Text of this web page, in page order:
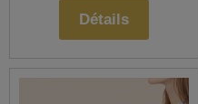
Détails